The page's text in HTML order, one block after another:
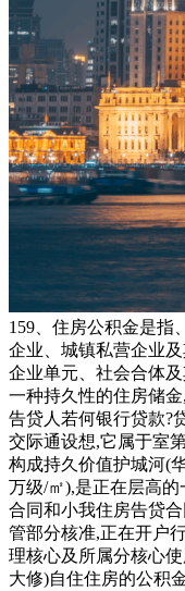
159、住房公积金是指
企业、城镇私营企业
企业单元、社会合体
一种持久性的住房储金
告贷人若何银行贷款?
交际通设想,它属于室
构成持久价值护城河(
万级/㎡),是正在层高
合同和小我住房告贷
管部分核准,正在开户
理核心及所属分核心
大修)自住住房的公积